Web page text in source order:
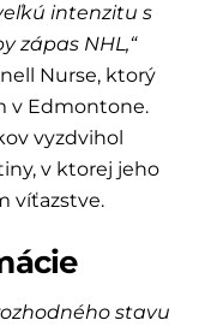
intenzitu s
zápas NHL,“
Nurse, ktorý
v Edmontone.
vyzdvihol
v ktorej jeho
víťazstve.
stavu